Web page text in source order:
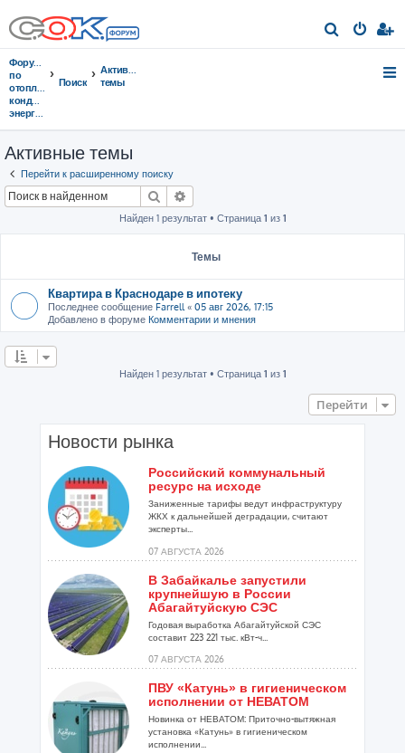
о
Форумы
по
отоплению,
кондиционированию,
энергосбережению
Поиск
Активные
темы
Активные темы
Перейти к расширенному поиску
Поиск
Найден 1 результат • Страница 1 из 1
Темы
Квартира в Краснодаре в ипотеку
Последнее сообщение Farrell « 05 авг 2026, 17:15
Добавлено в форуме Комментарии и мнения
Найден 1 результат • Страница 1 из 1
Перейти
Новости рынка
Российский коммунальный
ресурс на исходе
Заниженные тарифы ведут инфраструктуру
ЖКХ к дальнейшей деградации, считают
эксперты...
07 АВГУСТА 2026
В Забайкалье запустили
крупнейшую в России
Абагайтуйскую СЭС
Годовая выработка Абагайтуйской СЭС
составит 223 221 тыс. кВт-ч...
07 АВГУСТА 2026
ПВУ «Катунь» в гигиеническом
исполнении от НЕВАТОМ
Новинка от НЕВАТОМ: Приточно-вытяжная
установка «Катунь» в гигиеническом
исполнении...